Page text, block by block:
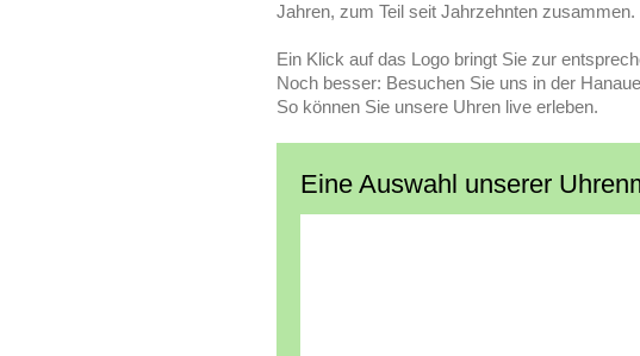
Jahren, zum Teil seit Jahrzehnten
Ein Klick auf das Logo bringt Sie zur
Noch besser: Besuchen Sie uns in der
So können Sie unsere Uhren live erleben.
Eine Auswahl unserer